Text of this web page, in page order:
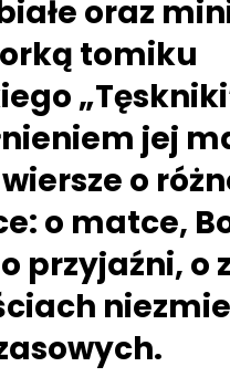
oraz
tomiku
jej
o
o matce,
przyjaźni, o